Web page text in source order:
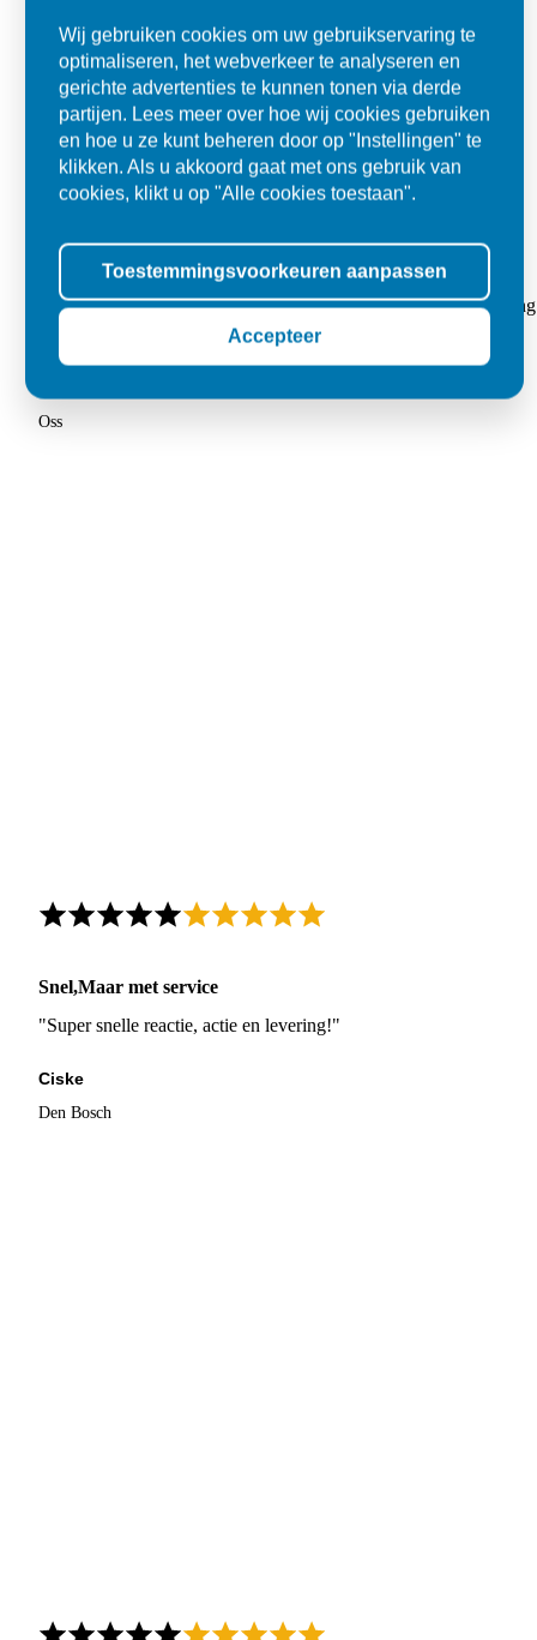
"Goed geholpen bij aankoop en zeer klantvriendelijk. De
Oss
Snel,Maar met service
"Super snelle reactie, actie en levering!"
Ciske
Den Bosch
Wij gebruiken cookies om uw gebruikservaring te
optimaliseren, het webverkeer te analyseren en
gerichte advertenties te kunnen tonen via derde
partijen. Lees meer over hoe wij cookies gebruiken
en hoe u ze kunt beheren door op "Instellingen" te
klikken. Als u akkoord gaat met ons gebruik van
cookies, klikt u op "Alle cookies toestaan".
Toestemmingsvoorkeuren aanpassen
Accepteer